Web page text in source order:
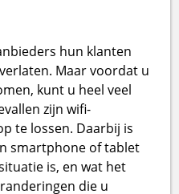
hun klanten
Maar voordat u
kunt u heel veel
zijn wifi-
te lossen. Daarbij is
smartphone of tablet
is, en wat het
die u